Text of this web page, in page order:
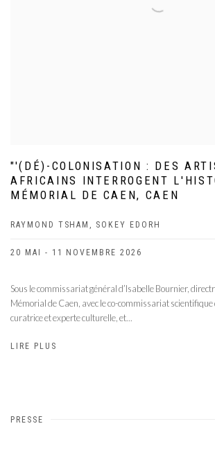
"'(DÉ)-COLONISATION : DES
AFRICAINS INTERROGENT
MÉMORIAL DE CAEN, CAEN
RAYMOND TSHAM, SOKEY EDORH
20 MAI - 11 NOVEMBRE 2026
Sous le commissariat général d’Isabelle Bournier,
Mémorial de Caen, avec le co-commissariat scientifique
curatrice et experte culturelle, et...
LIRE PLUS
PRESSE